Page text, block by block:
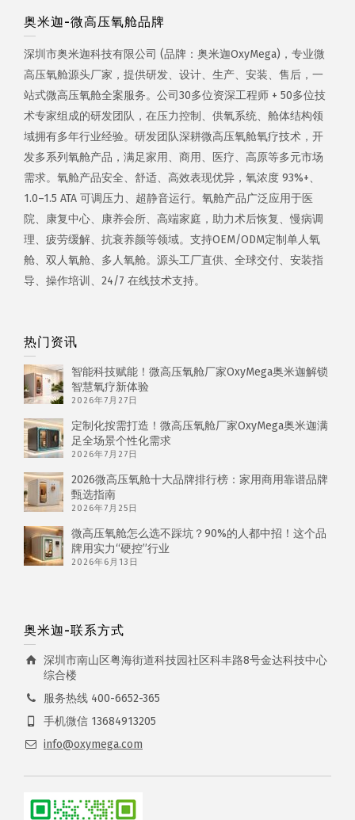
奥米迦-微高压氧舱品牌
深圳市奥米迦科技有限公司 (品牌：奥米迦OxyMega)，专业微
高压氧舱源头厂家，提供研发、设计、生产、安装、售后，一
站式微高压氧舱全案服务。公司30多位资深工程师 + 50多位技
术专家组成的研发团队，在压力控制、供氧系统、舱体结构领
域拥有多年行业经验。研发团队深耕微高压氧舱氧疗技术，开
发多系列氧舱产品，满足家用、商用、医疗、高原等多元市场
需求。氧舱产品安全、舒适、高效表现优异，氧浓度 93%+、
1.0–1.5 ATA 可调压力、超静音运行。氧舱产品广泛应用于医
院、康复中心、康养会所、高端家庭，助力术后恢复、慢病调
理、疲劳缓解、抗衰养颜等领域。支持OEM/ODM定制单人氧
舱、双人氧舱、多人氧舱。源头工厂直供、全球交付、安装指
导、操作培训、24/7 在线技术支持。
热门资讯
智能科技赋能！微高压氧舱厂家OxyMega奥米迦解锁
智慧氧疗新体验
2026年7月27日
定制化按需打造！微高压氧舱厂家OxyMega奥米迦满
足全场景个性化需求
2026年7月27日
2026微高压氧舱十大品牌排行榜：家用商用靠谱品牌
甄选指南
2026年7月25日
微高压氧舱怎么选不踩坑？90%的人都中招！这个品
牌用实力“硬控”行业
2026年6月13日
奥米迦-联系方式
深圳市南山区粤海街道科技园社区科丰路8号金达科技中心
综合楼
服务热线 400-6652-365
手机微信 13684913205
info@oxymega.com